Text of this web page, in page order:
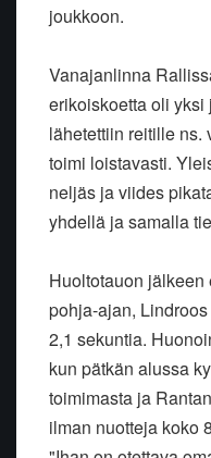
joukkoon.
Vanajanlinna
erikoiskoetta oli
lähetettiin reitille ns.
toimi loistavasti.
neljäs ja viides
yhdellä ja samalla
Huoltotauon
pohja-ajan,
2,1 sekuntia.
kun pätkän alussa
toimimasta ja
ilman nuotteja koko